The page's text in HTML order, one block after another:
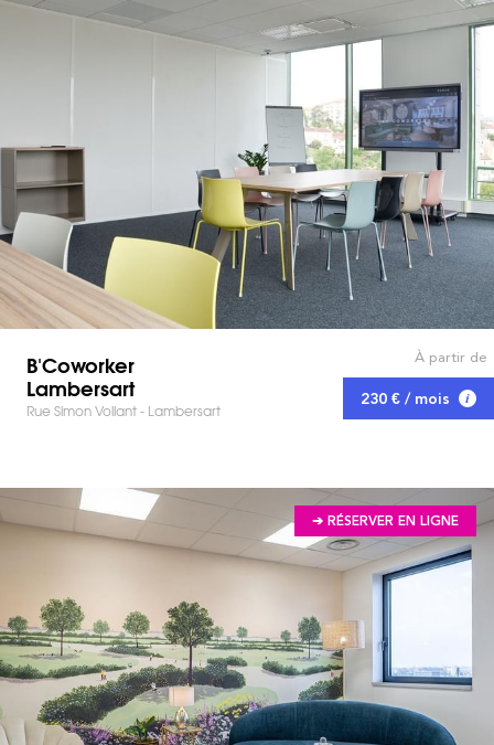
B'Coworker
Lambersart
Rue Simon Vollant - Lambersart
À partir de
230 € / mois
➔ RÉSERVER EN LIGNE